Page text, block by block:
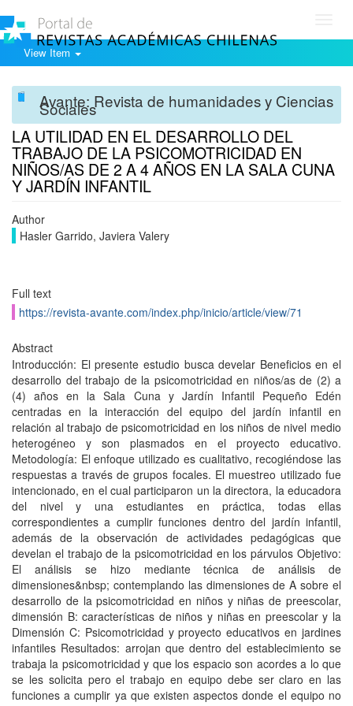
View Item
Avante: Revista de humanidades y Ciencias
Sociales
LA UTILIDAD EN EL DESARROLLO DEL
TRABAJO DE LA PSICOMOTRICIDAD EN
NIÑOS/AS DE 2 A 4 AÑOS EN LA SALA CUNA
Y JARDÍN INFANTIL
Author
Hasler Garrido, Javiera Valery
Full text
https://revista-avante.com/index.php/inicio/article/view/71
Abstract
Introducción: El presente estudio busca develar Beneficios en el
desarrollo del trabajo de la psicomotricidad en niños/as de (2) a
(4) años en la Sala Cuna y Jardín Infantil Pequeño Edén
centradas en la interacción del equipo del jardín infantil en
relación al trabajo de psicomotricidad en los niños de nivel medio
heterogéneo y son plasmados en el proyecto educativo.
Metodología: El enfoque utilizado es cualitativo, recogiéndose las
respuestas a través de grupos focales. El muestreo utilizado fue
intencionado, en el cual participaron un la directora, la educadora
del nivel y una estudiantes en práctica, todas ellas
correspondientes a cumplir funciones dentro del jardín infantil,
además de la observación de actividades pedagógicas que
develan el trabajo de la psicomotricidad en los párvulos Objetivo:
El análisis se hizo mediante técnica de análisis de
dimensiones&nbsp; contemplando las dimensiones de A sobre el
desarrollo de la psicomotricidad en niños y niñas de preescolar,
dimensión B: características de niños y niñas en preescolar y la
Dimensión C: Psicomotricidad y proyecto educativos en jardines
infantiles Resultados: arrojan que dentro del establecimiento se
trabaja la psicomotricidad y que los espacio son acordes a lo que
se les solicita pero el trabajo en equipo debe ser claro en las
funciones a cumplir ya que existen aspectos donde el equipo no